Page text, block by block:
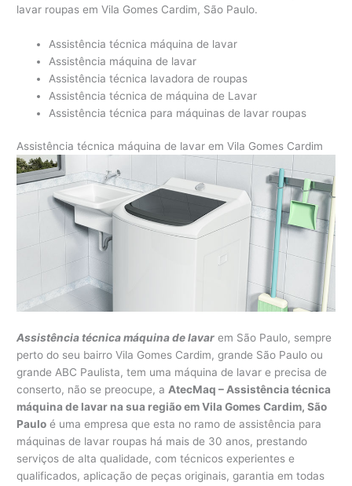
lavar roupas em Vila Gomes Cardim, São Paulo.
Assistência técnica máquina de lavar
Assistência máquina de lavar
Assistência técnica lavadora de roupas
Assistência técnica de máquina de Lavar
Assistência técnica para máquinas de lavar roupas
Assistência técnica máquina de lavar em Vila Gomes Cardim
Assistência técnica máquina de lavar em São Paulo, sempre
perto do seu bairro Vila Gomes Cardim, grande São Paulo ou
grande ABC Paulista, tem uma máquina de lavar e precisa de
conserto, não se preocupe, aAtecMaq – Assistência técnica
máquina de lavar na sua região em Vila Gomes Cardim, São
Paulo é uma empresa que esta no ramo de assistência para
máquinas de lavar roupas há mais de 30 anos, prestando
serviços de alta qualidade, com técnicos experientes e
qualificados, aplicação de peças originais, garantia em todas